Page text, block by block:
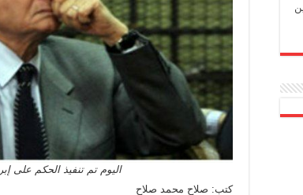
اليوم تم تنفيذ الحكم على
كتب: صلاح محمد صلاح